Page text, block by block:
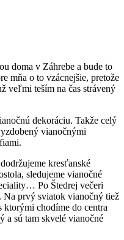
doma v Záhrebe a bude to
mňa o to vzácnejšie, pretože
veľmi teším na čas strávený
dekoráciu. Takže celý
vianočnými
kresťanské
sledujeme vianočné
Po Štedrej večeri
prvý sviatok vianočný tiež
chodíme do centra
a sú tam skvelé vianočné